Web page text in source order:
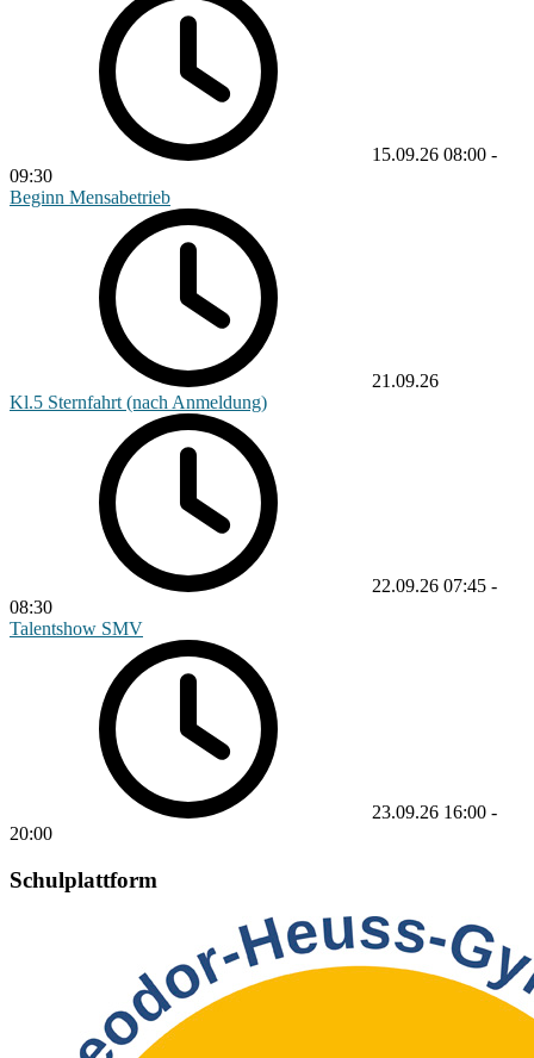
15.09.26 08:00 -
09:30
Beginn Mensabetrieb
21.09.26
Kl.5 Sternfahrt (nach Anmeldung)
22.09.26 07:45 -
08:30
Talentshow SMV
23.09.26 16:00 -
20:00
Schulplattform